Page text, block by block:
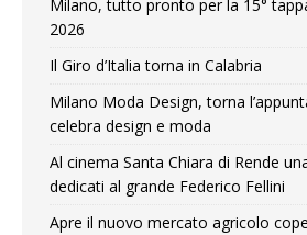
Milano, tutto pronto per la 15°
2026
Il Giro d’Italia torna in Calabria
Milano Moda Design, torna
celebra design e moda
Al cinema Santa Chiara di Rende
dedicati al grande Federico Fellini
Apre il nuovo mercato agricolo